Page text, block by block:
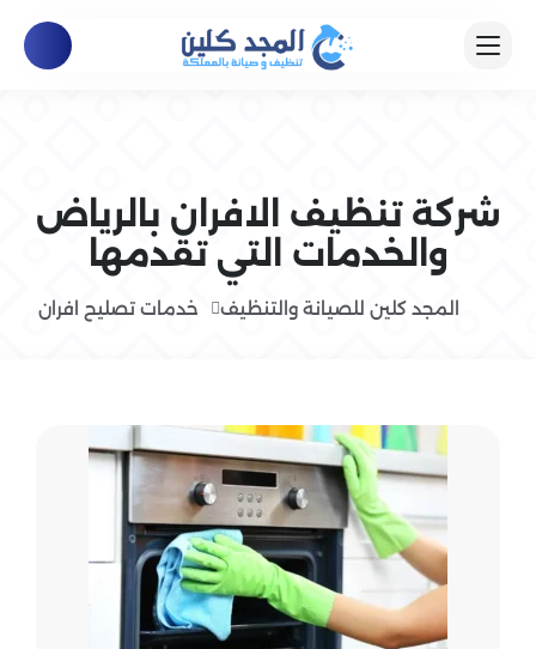
شركة تنظيف الافران بالرياض
والخدمات التي تقدمها
المجد كلين للصيانة والتنظيف خدمات تصليح افران